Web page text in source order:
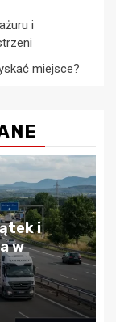
i
miejsce?